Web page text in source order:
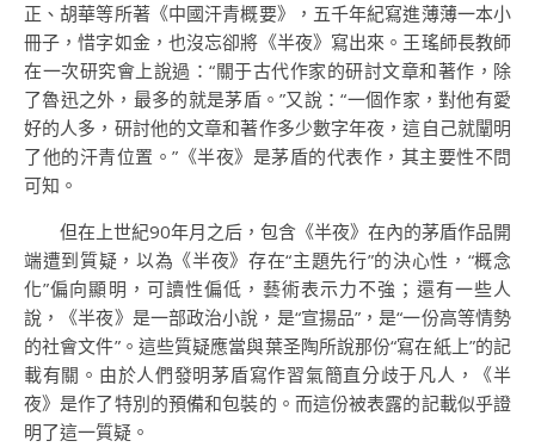
正、胡華等所著《中國汗青概要》，五千年紀寫進薄薄一本小
冊子，惜字如金，也沒忘卻將《半夜》寫出來。王瑤師長教師
在一次研究會上說過：“關于古代作家的研討文章和著作，除
了魯迅之外，最多的就是茅盾。”又說：“一個作家，對他有愛
好的人多，研討他的文章和著作多少數字年夜，這自己就闡明
了他的汗青位置。”《半夜》是茅盾的代表作，其主要性不問
可知。
但在上世紀90年月之后，包含《半夜》在內的茅盾作品開
端遭到質疑，以為《半夜》存在“主題先行”的決心性，“概念
化”偏向顯明，可讀性偏低，藝術表示力不強；還有一些人
說，《半夜》是一部政治小說，是“宣揚品”，是“一份高等情勢
的社會文件”。這些質疑應當與葉圣陶所說那份“寫在紙上”的記
載有關。由於人們發明茅盾寫作習氣簡直分歧于凡人，《半
夜》是作了特別的預備和包裝的。而這份被表露的記載似乎證
明了這一質疑。